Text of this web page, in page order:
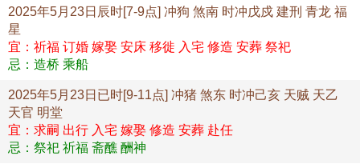
2025年5月23日辰时[7-9点] 冲狗 煞南 时冲戊戍 建刑 青龙 福
星
宜：祈福 订婚 嫁娶 安床 移徙 入宅 修造 安葬 祭祀
忌：造桥 乘船
2025年5月23日已时[9-11点] 冲猪 煞东 时冲己亥 天贼 天乙
天官 明堂
宜：求嗣 出行 入宅 嫁娶 修造 安葬 赴任
忌：祭祀 祈福 斋醮 酬神